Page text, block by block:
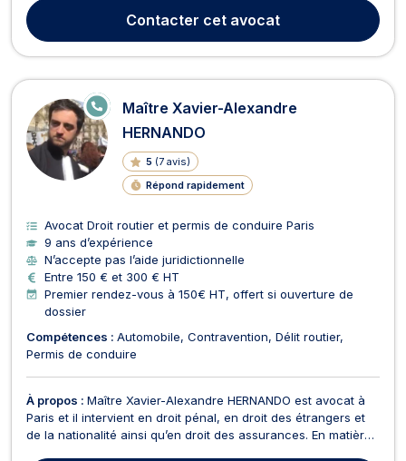
entreprises sur des dossiers qui mêlent protection des
personnes, défense pénale et enjeux fiscaux ou pat...
Contacter cet avocat
Maître Xavier-Alexandre
HERNANDO
5 (7 avis)
Répond rapidement
E
N
LI
G
N
E
Avocat Droit routier et permis de conduire Paris
9 ans d’expérience
N’accepte pas l’aide juridictionnelle
Entre 150 € et 300 € HT
Premier rendez-vous à 150€ HT, offert si ouverture de
dossier
Compétences : Automobile Contravention Délit routier
Permis de conduire
À propos : Maître Xavier-Alexandre HERNANDO est avocat à
Paris et il intervient en droit pénal, en droit des étrangers et
de la nationalité ainsi qu’en droit des assurances. En matière